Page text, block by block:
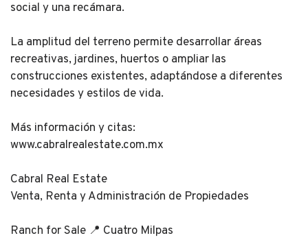
social y una recámara.
La amplitud del terreno permite desarrollar áreas
recreativas, jardines, huertos o ampliar las
construcciones existentes, adaptándose a diferentes
necesidades y estilos de vida.
Más información y citas:
www.cabralrealestate.com.mx
Cabral Real Estate
Venta, Renta y Administración de Propiedades
Ranch for Sale 📍 Cuatro Milpas